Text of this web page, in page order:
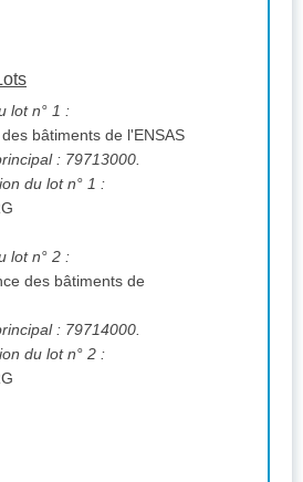
lot n° 1 :
bâtiments de l'ENSAS
: 79713000.
du lot n° 1 :
lot n° 2 :
des bâtiments de
: 79714000.
du lot n° 2 :